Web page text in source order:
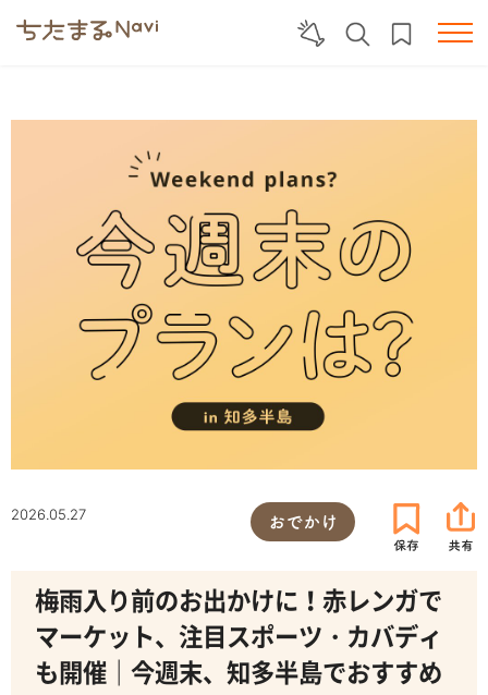
2026.05.27 おでかけ
梅雨入り前のお出かけに！赤レンガで
マーケット、注目スポーツ・カバディ
も開催｜今週末、知多半島でおすすめ